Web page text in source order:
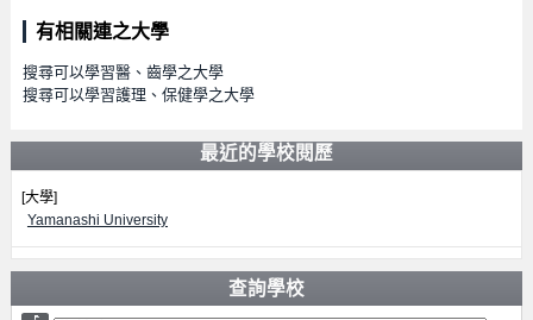
有相關連之大學
搜尋可以學習醫、齒學之大學
搜尋可以學習護理、保健學之大學
最近的學校閱歷
[大學]
Yamanashi University
查詢學校